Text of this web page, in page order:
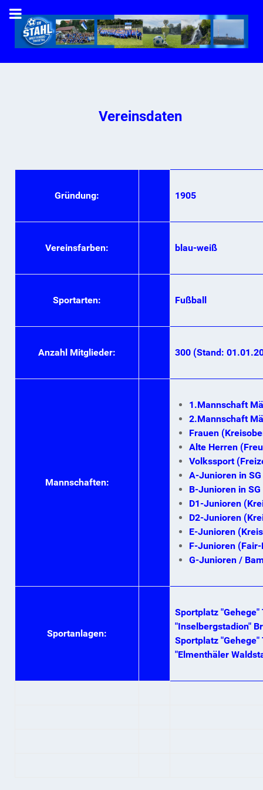
Vereinsdaten
Gründung: 1905
Vereinsfarben: blau-weiß
Sportarten: Fußball
Anzahl Mitglieder: 300 (Stand:
Mannschaften:
1.Mannschaft
2.Mannschaft
Frauen
Alte Herren
Volkssport
A-Junioren in
B-Junioren in
D1-Junioren
D2-Junioren
E-Junioren
F-Junioren
G-Junioren /
Sportanlagen:
Sportplatz
"Inselbergstadion"
Sportplatz
"Elmenthäler